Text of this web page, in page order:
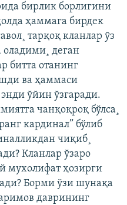
бирлик борлигини
ҳаммага бирдек
тарқоқ кланлар ўз
деган
битта отанинг
ва ҳаммаси
ўйин ўзгаради.
чанқоқроқ бўлса¸
кардинал” бўлиб
чиқиб¸
Кланлар ўзаро
мухолифат ҳозирги
Борми ўзи шунақа
даврининг